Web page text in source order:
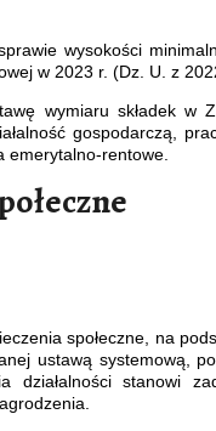
wysokości
w 2023 r. (Dz. U. z
wymiaru składek w
gospodarczą,
emerytalno-rentowe.
społeczne, na
ustawą systemową,
stanowi